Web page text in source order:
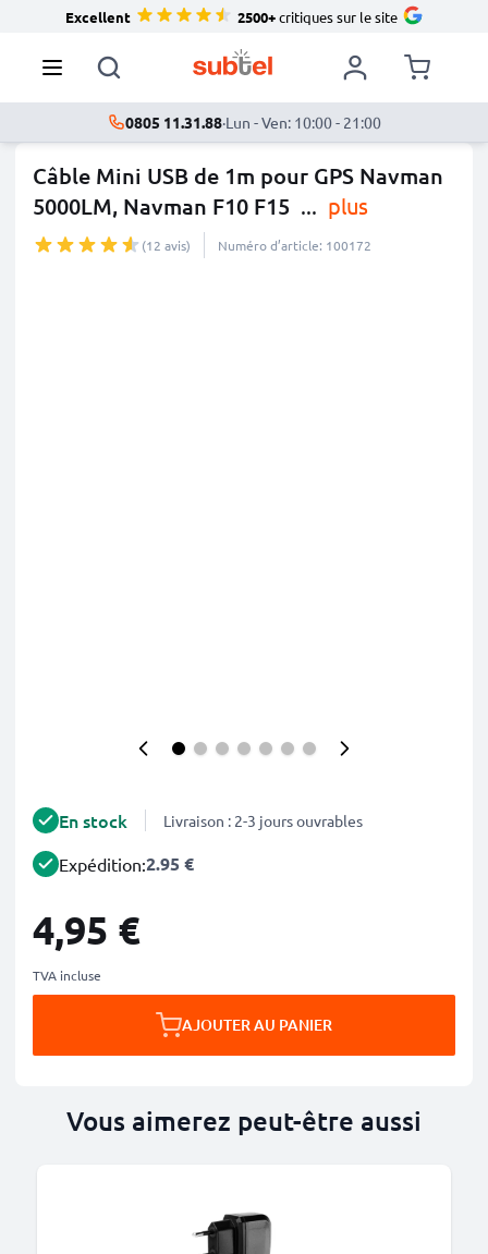
Excellent 2500+critiques sur le site
0805 11.31.88·Lun - Ven: 10:00 - 21:00
Câble Mini USB de 1m pour GPS Navman
5000LM, Navman F10 F15 ... plus
(12 avis) Numéro d’article: 100172
En stock Livraison : 2-3 jours ouvrables
Expédition:2.95 €
4,95 €
TVA incluse
AJOUTER AU PANIER
Vous aimerez peut-être aussi